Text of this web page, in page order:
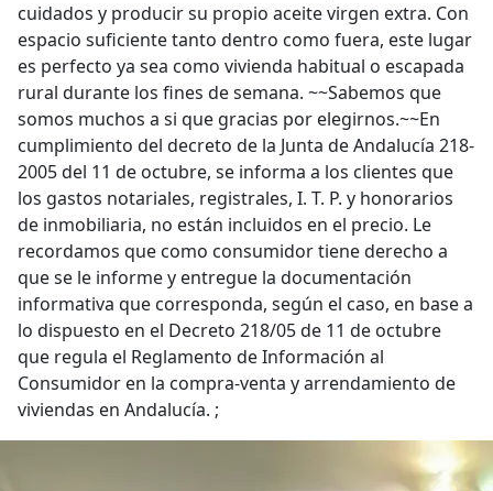
cuidados y producir su propio aceite virgen extra. Con
espacio suficiente tanto dentro como fuera, este lugar
es perfecto ya sea como vivienda habitual o escapada
rural durante los fines de semana. ~~Sabemos que
somos muchos a si que gracias por elegirnos.~~En
cumplimiento del decreto de la Junta de Andalucía 218-
2005 del 11 de octubre, se informa a los clientes que
los gastos notariales, registrales, I. T. P. y honorarios
de inmobiliaria, no están incluidos en el precio. Le
recordamos que como consumidor tiene derecho a
que se le informe y entregue la documentación
informativa que corresponda, según el caso, en base a
lo dispuesto en el Decreto 218/05 de 11 de octubre
que regula el Reglamento de Información al
Consumidor en la compra-venta y arrendamiento de
viviendas en Andalucía. ;